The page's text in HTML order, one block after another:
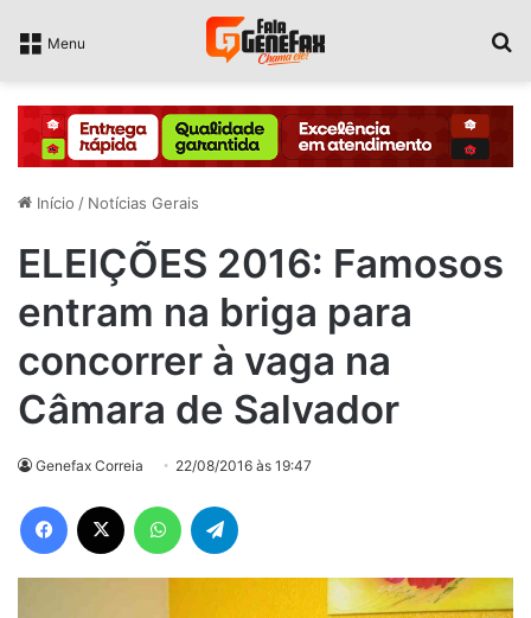
Menu
Início / Notícias Gerais
ELEIÇÕES 2016: Famosos
entram na briga para
concorrer à vaga na
Câmara de Salvador
Genefax Correia 22/08/2016 às 19:47
Facebook WhatsApp